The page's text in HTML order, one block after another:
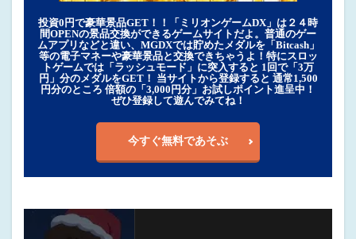
投資0円で豪華景品GET！！「ミリオンゲームDX」は２４時
間OPENの景品交換ができるゲームサイトだよ。普通のゲー
ムアプリなどと違い、MGDXでは貯めたメダルを「Bitcash」
等の電子マネーや豪華景品と交換できちゃうよ！特にスロッ
トゲームでは「ラッシュモード」に突入すると 1回で「3万
円」分のメダルをGET！ 当サイトから登録すると 通常1,500
円分のところ 倍額の「3,000円分」お試しポイント進呈中！
ぜひ登録して遊んでみてね！
今すぐ無料であそぶ